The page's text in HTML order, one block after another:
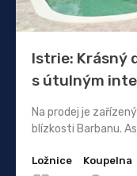
Istrie: Krásný
s útulným
Na prodej je
blízkosti Barbanu.
Ložnice
Koupelna